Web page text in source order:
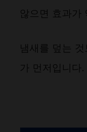
않으면 효과가
냄새를 덮는
가 먼저입니다.